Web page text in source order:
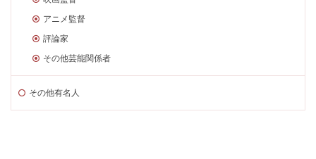
アニメ監督
評論家
その他芸能関係者
その他有名人